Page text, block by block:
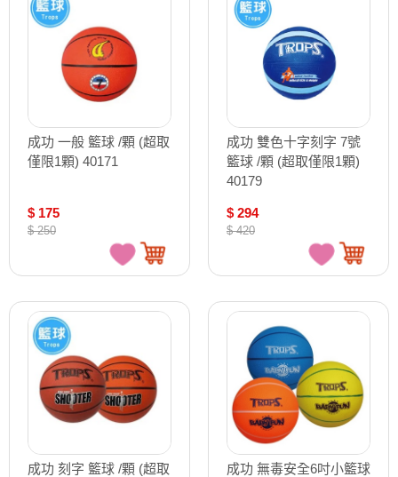
成功 一般 籃球 /顆 (超取
僅限1顆) 40171
$ 175
$ 250
成功 雙色十字刻字 7號
籃球 /顆 (超取僅限1顆)
40179
$ 294
$ 420
成功 刻字 籃球 /顆 (超取
成功 無毒安全6吋小籃球